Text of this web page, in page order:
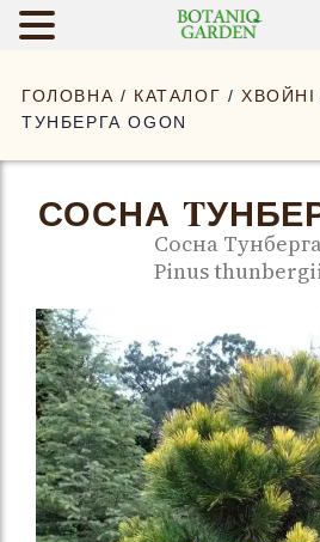
ГОЛОВНА / КАТАЛОГ /ХВОЙНІ
TУНБЕРГА OGON
СОСНА
Сосна
Pinus